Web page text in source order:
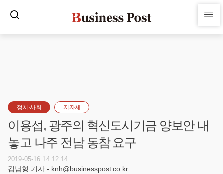
정치·사회 지자체
이용섭, 광주의 혁신도시기금 양보안 내
놓고 나주 전남 동참 요구
2019-05-16 14:12:14
김남형 기자 - knh@businesspost.co.kr